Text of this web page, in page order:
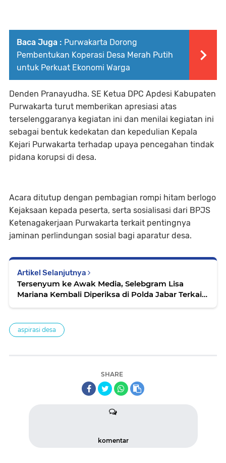
Baca Juga : Purwakarta Dorong
Pembentukan Koperasi Desa Merah Putih
untuk Perkuat Ekonomi Warga
Denden Pranayudha. SE Ketua DPC Apdesi Kabupaten
Purwakarta turut memberikan apresiasi atas
terselenggaranya kegiatan ini dan menilai kegiatan ini
sebagai bentuk kedekatan dan kepedulian Kepala
Kejari Purwakarta terhadap upaya pencegahan tindak
pidana korupsi di desa.
Acara ditutup dengan pembagian rompi hitam berlogo
Kejaksaan kepada peserta, serta sosialisasi dari BPJS
Ketenagakerjaan Purwakarta terkait pentingnya
jaminan perlindungan sosial bagi aparatur desa.
Artikel Selanjutnya
Tersenyum ke Awak Media, Selebgram Lisa
Mariana Kembali Diperiksa di Polda Jabar Terkait
aspirasi desa
SHARE
komentar